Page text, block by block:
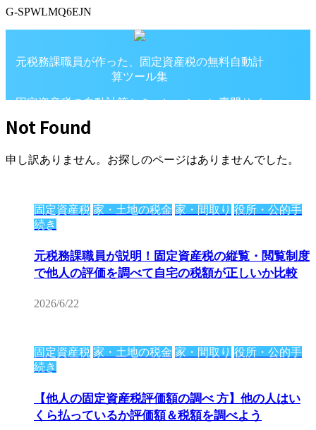
G-SPWLMQ6EJN
元税務課職員が作った、固定資産税の無料自動計
算ツール集
固定資産税の自動計算シミュレーション専門サイ
Not Found
申し訳ありません。お探しのページはありませんでした。
固定資産税 家・土地の税金 家・間取り 役所・公的手
続き
元税務課職員が説明！固定資産税の縦覧・閲覧制度
で他人の評価を調べて自宅の税額が正しいか比較
2026/6/22
固定資産税 家・土地の税金 家・間取り 役所・公的手
続き
【他人の固定資産税評価額の調べ 方】他の人はい
くら払っているか評価額＆税額を調べよう